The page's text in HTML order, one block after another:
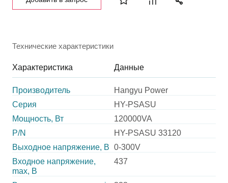
Технические характеристики
Характеристика Данные
Производитель
Hangyu Power
Серия
HY-PSASU
Мощность, Вт
120000VA
P/N
HY-PSASU 33120
Выходное напряжение, В 0-300V
Входное напряжение,
max, В
437